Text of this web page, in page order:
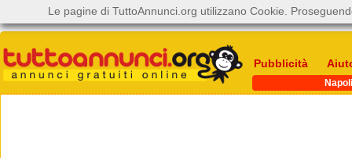
Pubblicità
Napoli
Le pagine di TuttoAnnunci.org utilizzano Cookie.